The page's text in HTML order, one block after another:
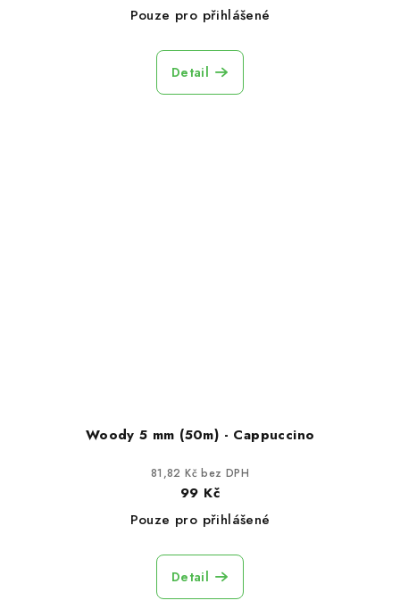
Pouze pro přihlášené
Detail
Woody 5 mm (50m) - Cappuccino
81,82 Kč bez DPH
99 Kč
Pouze pro přihlášené
Detail